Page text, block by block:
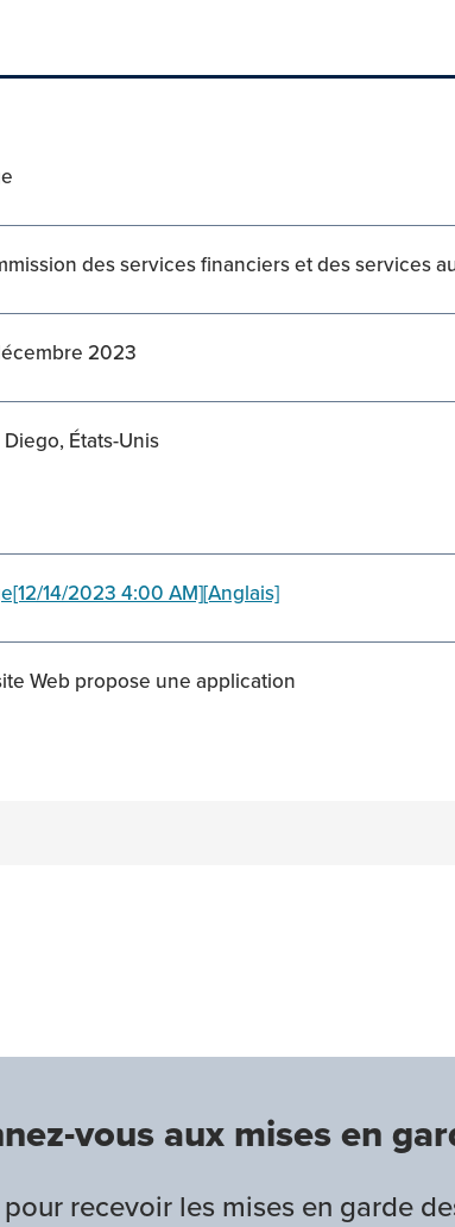
des services financiers et des services
2023
Diego, États-Unis
14/2023 4:00 AM][Anglais]
Web propose une application
vous aux mises en
recevoir les mises en garde